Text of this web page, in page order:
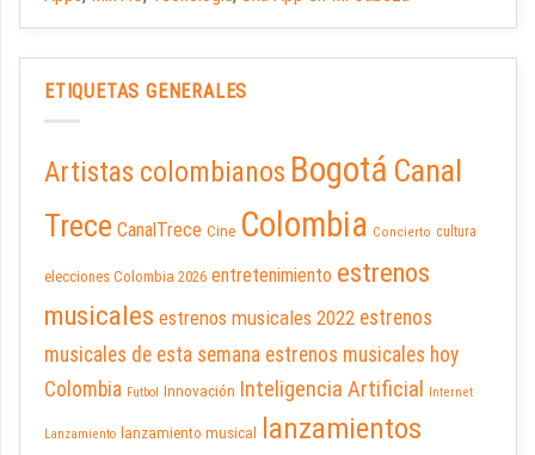
ETIQUETAS GENERALES
Artistas colombianos Bogotá Canal
Trece CanalTrece Cine Colombia Concierto cultura
elecciones Colombia 2026 entretenimiento estrenos
musicales estrenos musicales 2022 estrenos
musicales de esta semana estrenos musicales hoy
Colombia Futbol Innovación Inteligencia Artificial Internet
Lanzamiento lanzamiento musical lanzamientos